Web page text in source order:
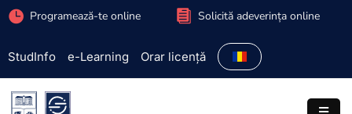
Programează-te online Solicită adeverința online
StudInfo e-Learning Orar licență
Admitere